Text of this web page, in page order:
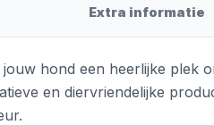
Extra informatie
hond een heerlijke plek
en diervriendelijke